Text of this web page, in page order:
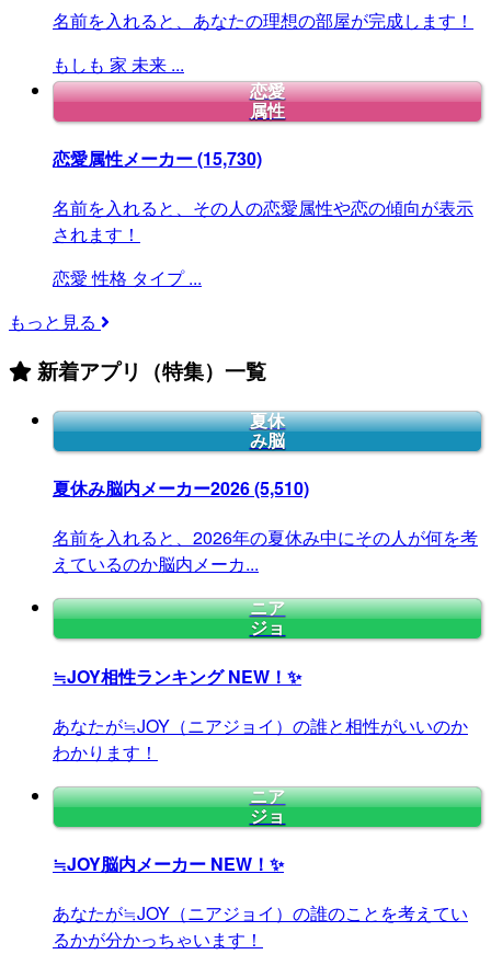
名前を入れると、あなたの理想の部屋が完成します！
もしも 家 未来 ...
恋愛
属性
恋愛属性メーカー(15,730)
名前を入れると、その人の恋愛属性や恋の傾向が表示
されます！
恋愛 性格 タイプ ...
もっと見る
新着アプリ（特集）一覧
夏休
み脳
夏休み脳内メーカー2026(5,510)
名前を入れると、2026年の夏休み中にその人が何を考
えているのか脳内メーカ...
ニア
ジョ
≒JOY相性ランキングNEW！✨
あなたが≒JOY（ニアジョイ）の誰と相性がいいのか
わかります！
ニア
ジョ
≒JOY脳内メーカー NEW！✨
あなたが≒JOY（ニアジョイ）の誰のことを考えてい
るかが分かっちゃいます！